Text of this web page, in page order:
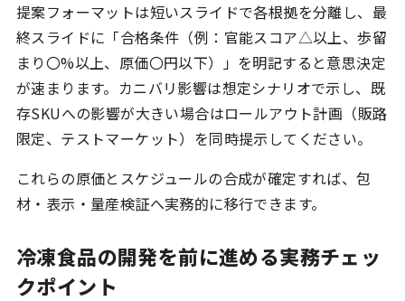
提案フォーマットは短いスライドで各根拠を分離し、最
終スライドに「合格条件（例：官能スコア△以上、歩留
まり〇%以上、原価〇円以下）」を明記すると意思決定
が速まります。カニバリ影響は想定シナリオで示し、既
存SKUへの影響が大きい場合はロールアウト計画（販路
限定、テストマーケット）を同時提示してください。
これらの原価とスケジュールの合成が確定すれば、包
材・表示・量産検証へ実務的に移行できます。
冷凍食品の開発を前に進める実務チェッ
クポイント